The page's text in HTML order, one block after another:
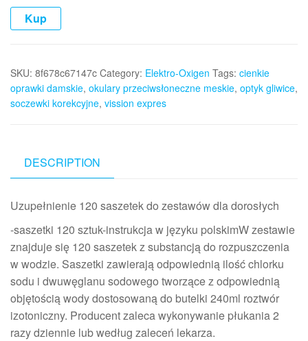
Kup
SKU: 8f678c67147c Category: Elektro-Oxigen Tags: cienkie
oprawki damskie, okulary przeciwsłoneczne meskie, optyk gliwice,
soczewki korekcyjne, vission expres
DESCRIPTION
Uzupełnienie 120 saszetek do zestawów dla dorosłych
-saszetki 120 sztuk-instrukcja w języku polskimW zestawie
znajduje się 120 saszetek z substancją do rozpuszczenia
w wodzie. Saszetki zawierają odpowiednią ilość chlorku
sodu i dwuwęglanu sodowego tworzące z odpowiednią
objętością wody dostosowaną do butelki 240ml roztwór
izotoniczny. Producent zaleca wykonywanie płukania 2
razy dziennie lub według zaleceń lekarza.